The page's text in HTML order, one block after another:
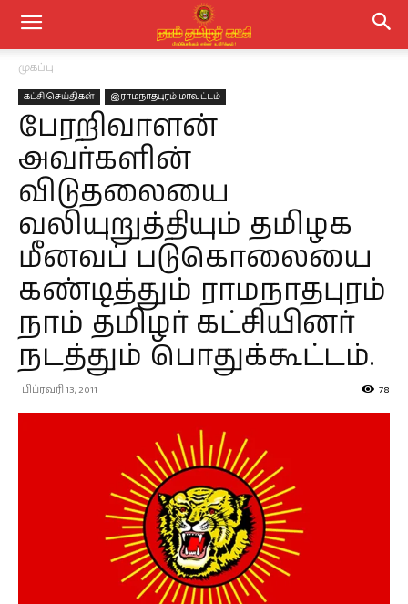
முகப்பு
கட்சி செய்திகள் இராமநாதபுரம் மாவட்டம்
பேரறிவாளன்
அவர்களின்
விடுதலையை
வலியுறுத்தியும் தமிழக
மீனவப் படுகொலையை
கண்டித்தும் ராமநாதபுரம்
நாம் தமிழர் கட்சியினர்
நடத்தும் பொதுக்கூட்டம்.
பிப்ரவரி 13, 2011 78